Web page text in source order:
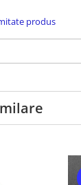
produs